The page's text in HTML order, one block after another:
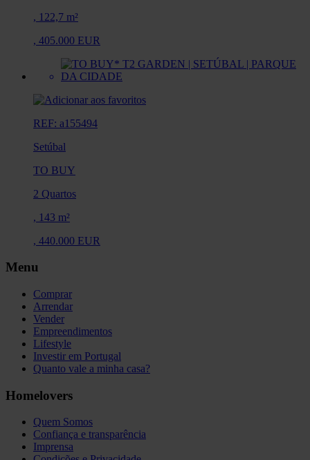
, 122,7 m²
, 405.000 EUR
REF: a155494
Setúbal
TO BUY
2 Quartos
, 143 m²
, 440.000 EUR
Menu
Comprar
Arrendar
Vender
Empreendimentos
Lifestyle
Investir em Portugal
Quanto vale a minha casa?
Homelovers
Quem Somos
Confiança e transparência
Imprensa